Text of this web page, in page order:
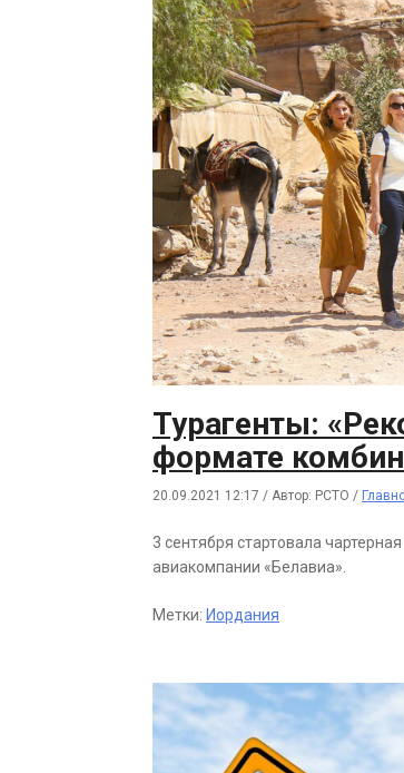
Турагенты:
формате
20.09.2021 12:17 / Автор: РСТО /
3 сентября стартовала
авиакомпании «Белавиа».
Метки: Иордания